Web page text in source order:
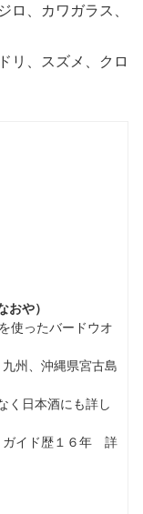
ロ、カワガラス、
リ、スズメ、クロ
おや）
使ったバードウオ
州、沖縄県宮古島
く日本酒にも詳し
イド歴１６年 詳